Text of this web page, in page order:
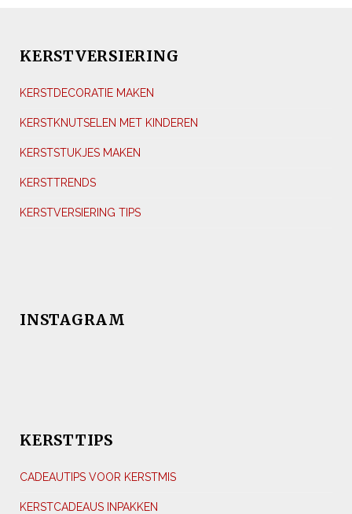
KERSTVERSIERING
KERSTDECORATIE MAKEN
KERSTKNUTSELEN MET KINDEREN
KERSTSTUKJES MAKEN
KERSTTRENDS
KERSTVERSIERING TIPS
INSTAGRAM
KERSTTIPS
CADEAUTIPS VOOR KERSTMIS
KERSTCADEAUS INPAKKEN